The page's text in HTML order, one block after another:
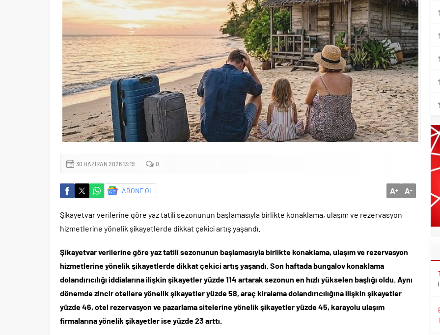
30 HAZIRAN 2026 13:19 0
ABONE OL A+ A-
Şikayetvar verilerine göre yaz tatili sezonunun başlamasıyla birlikte konaklama, ulaşım ve rezervasyon
hizmetlerine yönelik şikayetlerde dikkat çekici artış yaşandı.
Şikayetvar verilerine göre yaz tatili sezonunun başlamasıyla birlikte konaklama, ulaşım ve rezervasyon
hizmetlerine yönelik şikayetlerde dikkat çekici artış yaşandı. Son haftada bungalov konaklama
dolandırıcılığı iddialarına ilişkin şikayetler yüzde 114 artarak sezonun en hızlı yükselen başlığı oldu. Aynı
dönemde zincir otellere yönelik şikayetler yüzde 58, araç kiralama dolandırıcılığına ilişkin şikayetler
yüzde 46, otel rezervasyon ve pazarlama sitelerine yönelik şikayetler yüzde 45, karayolu ulaşım
firmalarına yönelik şikayetler ise yüzde 23 arttı.